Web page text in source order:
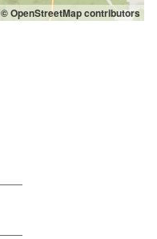
© OpenStreetMap contributors